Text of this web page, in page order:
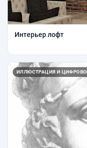
Интерьер лофт
ИЛЛЮСТРАЦИЯ И